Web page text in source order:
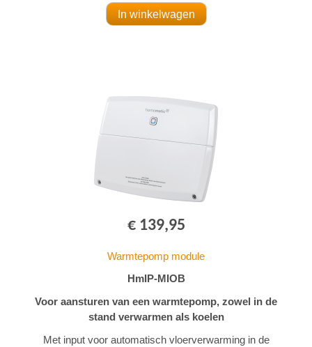
€ 139,95
Warmtepomp module
HmIP-MIOB
Voor aansturen van een warmtepomp, zowel in de
stand verwarmen als koelen
Met input voor automatisch vloerverwarming in de